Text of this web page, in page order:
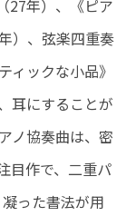
27年）、《ピア
）、弦楽四重奏
ィックな小品》
耳にすることが
ノ協奏曲は、密
目作で、二重パ
った書法が用